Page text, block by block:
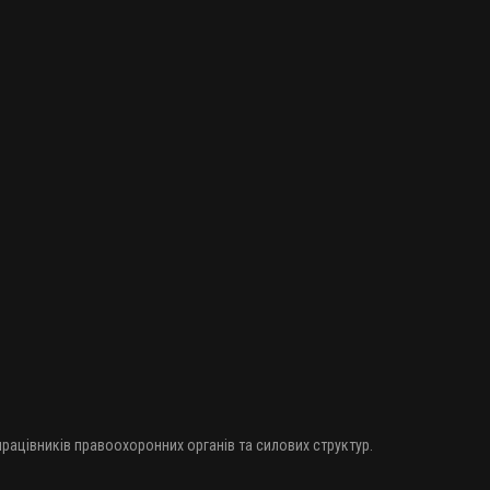
правоохоронних органів та силових структур.